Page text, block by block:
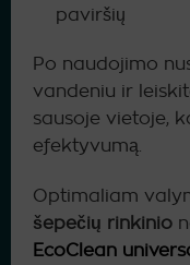
paviršių
Po naudojimo
vandeniu ir
sausoje vietoje,
efektyvumą.
Optimaliam
šepečių rinkinio
EcoClean